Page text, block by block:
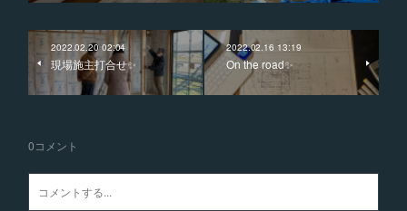
2022.02.20 02:04
現場施主打合せ✨
2022.02.16 13:19
On the road✨
0コメント